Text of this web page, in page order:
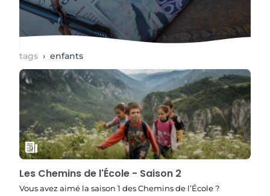
tags › enfants
Les Chemins de l'École - Saison 2
Vous avez aimé la saison 1 des Chemins de l’École ?